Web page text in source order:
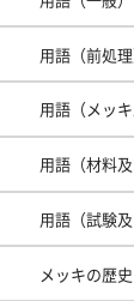
用語（前処理
用語（メッキ
用語（材料及
用語（試験及
メッキの歴史